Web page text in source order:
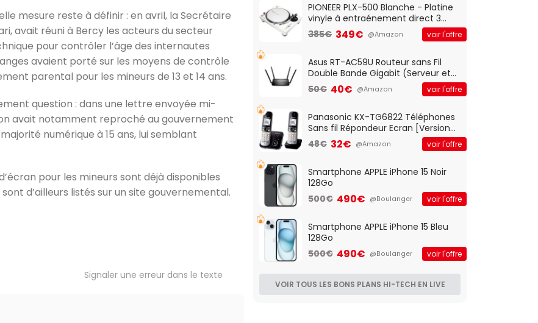
mesure reste à définir : en avril, la Secrétaire
avait réuni à Bercy les acteurs du secteur
pour contrôler l’âge des internautes
avaient porté sur les moyens de contrôle
parental pour les mineurs de 13 et 14 ans.
question : dans une lettre envoyée mi-
avait notamment reproché au gouvernement
numérique à 15 ans, lui semblant
pour les mineurs sont déjà disponibles
d’ailleurs listés sur un site gouvernemental.
Signaler une erreur dans le texte
QWERTY UK - Noir
PIONEER PLX-500 Blanche - Platine
vinyle à entraénement direct 3
vitesses (33-45-78 trs/min) avec
pre-ampli intégré et port USB
385€ 349€ @Amazon voir l'offre
Asus RT-AC59U Routeur sans Fil
Double Bande Gigabit (Serveur et
Client VPN, Triple Vlan, Mode Point
d'accès et Bridge, contrôle
50€ 40€ @Amazon voir l'offre
Panasonic KX-TG6822 Téléphones
Sans fil Répondeur Ecran [Version
Française]
48€ 32€ @Amazon voir l'offre
Smartphone APPLE iPhone 15 Noir
128Go
500€ 490€ @Boulanger voir l'offre
Smartphone APPLE iPhone 15 Bleu
128Go
500€ 490€ @Boulanger voir l'offre
VOIR TOUS LES BONS PLANS HI-TECH EN LIVE